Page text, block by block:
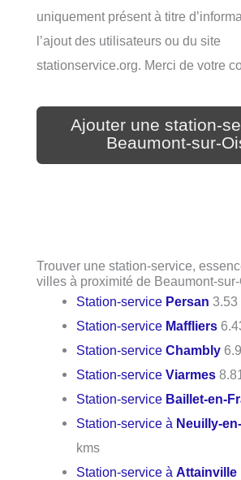
uniquement présent à titre
l’ajout des utilisateurs ou du site
stationservice.org. Merci de votre
Ajouter une station-
Beaumont-sur-
Trouver une station-service,
villes à proximité de Beaumont-
Station-service Persan 3.53
Station-service Maffliers
Station-serviceChambly
Station-serviceViarmes
Station-service Baillet-en-
Station-service à Neuilly-
kms
Station-service àAttainville